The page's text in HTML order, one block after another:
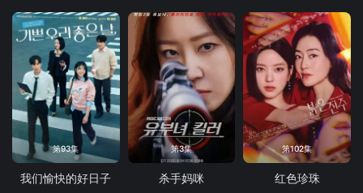
第93集
我们愉快的好日子
第3集
杀手妈咪
第102集
红色珍珠